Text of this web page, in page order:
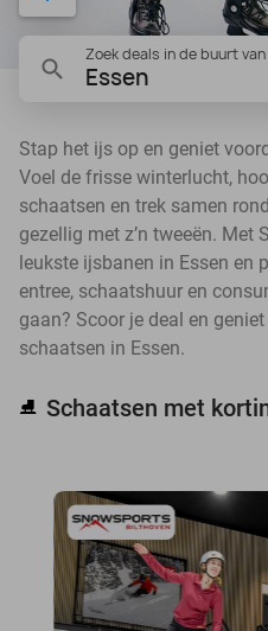
Zoek deals in de buurt van
Essen
Stap het ijs op en geniet
Voel de frisse winterlucht,
schaatsen en trek samen
gezellig met z’n tweeën. Met
leukste ijsbanen in Essen en
entree, schaatshuur en
gaan? Scoor je deal en
schaatsen in Essen.
⛸️ Schaatsen met